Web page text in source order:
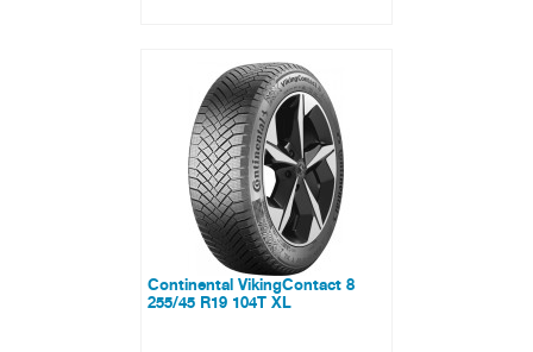
нет в наличии
0 отзывов
Continental VikingContact 8
255/45 R19 104T XL